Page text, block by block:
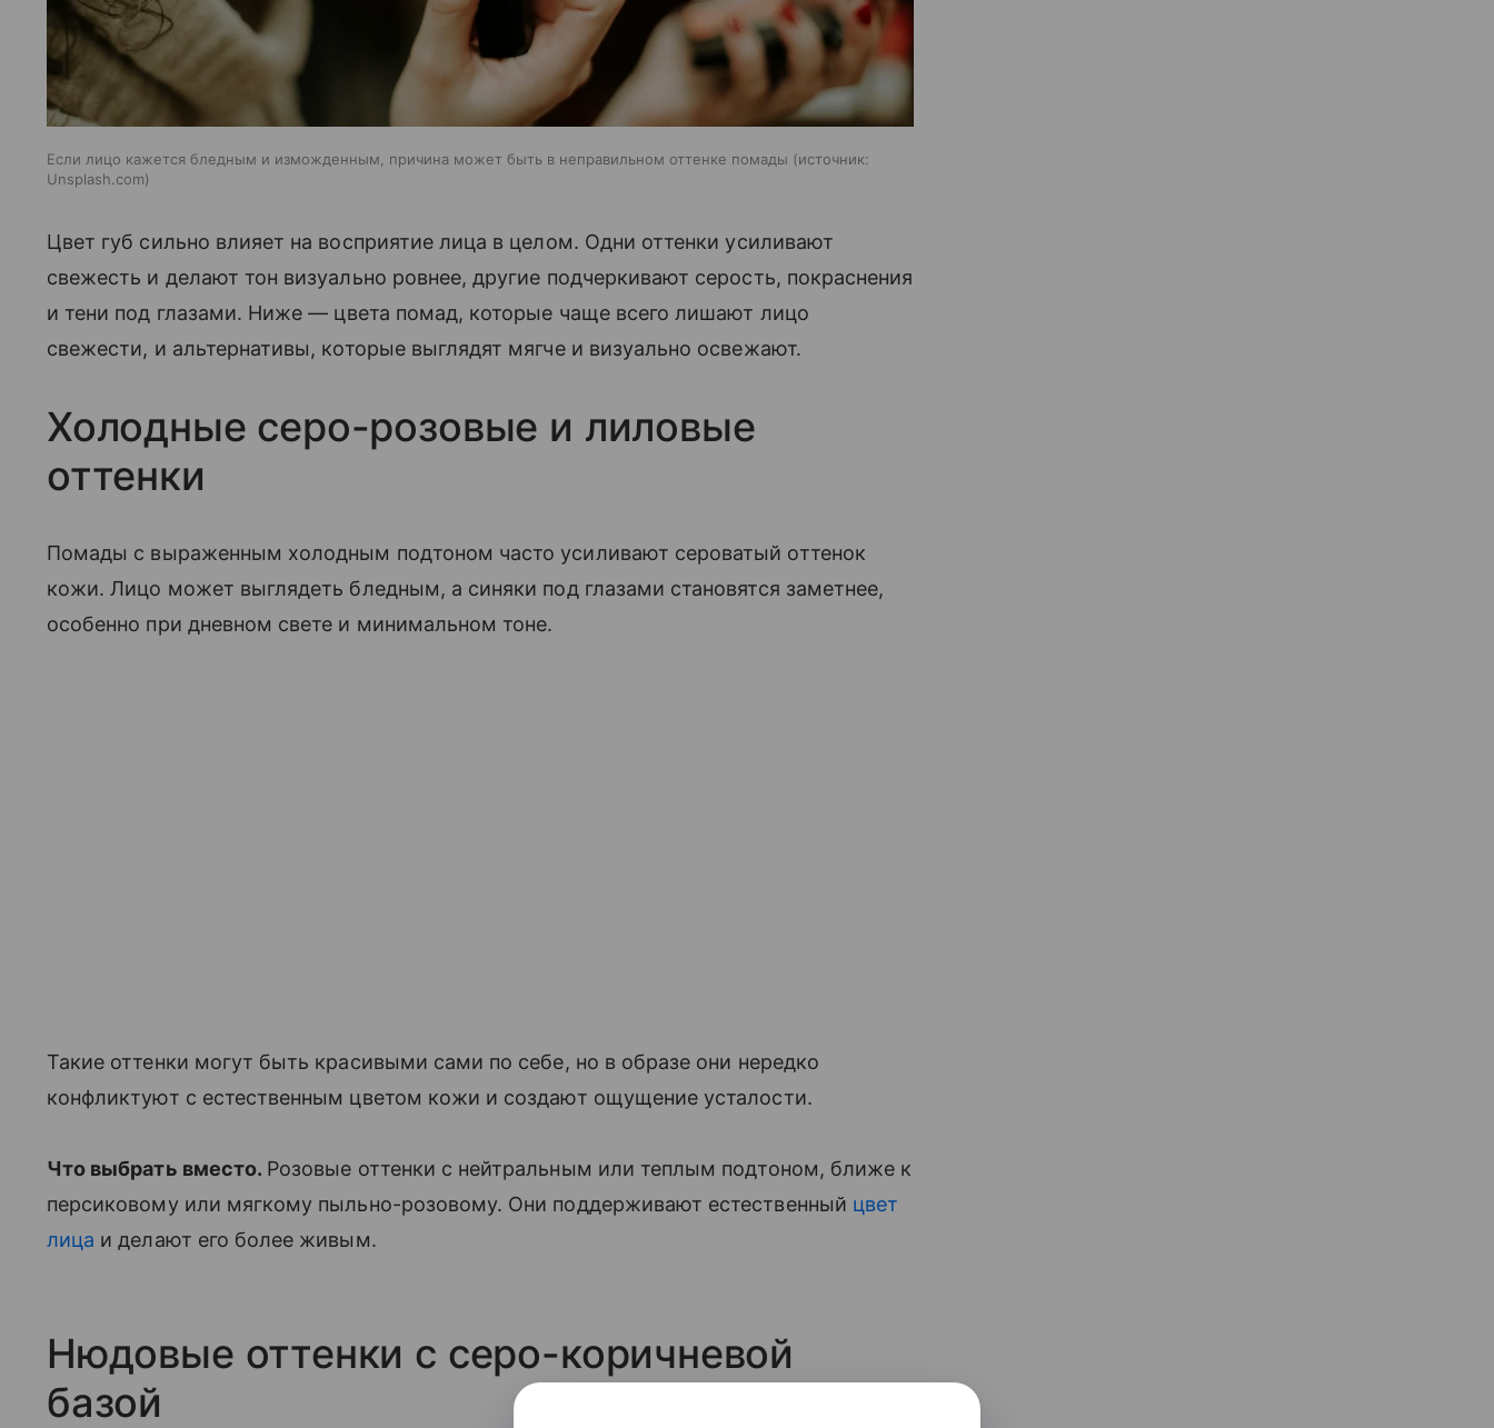
Если лицо кажется бледным и изможденным, причина может быть в неправильном оттенке помады
источник:
Unsplash.com
Цвет губ сильно влияет на восприятие лица в целом. Одни оттенки усиливают
свежесть и делают тон визуально ровнее, другие подчеркивают серость, покраснения
и тени под глазами. Ниже — цвета помад, которые чаще всего лишают лицо
свежести, и альтернативы, которые выглядят мягче и визуально освежают.
Холодные серо-розовые и лиловые
оттенки
Помады с выраженным холодным подтоном часто усиливают сероватый оттенок
кожи. Лицо может выглядеть бледным, а синяки под глазами становятся заметнее,
особенно при дневном свете и минимальном тоне.
Такие оттенки могут быть красивыми сами по себе, но в образе они нередко
конфликтуют с естественным цветом кожи и создают ощущение усталости.
Что выбрать вместо. Розовые оттенки с нейтральным или теплым подтоном, ближе к
персиковому или мягкому пыльно-розовому. Они поддерживают естественный цвет
лица и делают его более живым.
Нюдовые оттенки с серо-коричневой
базой